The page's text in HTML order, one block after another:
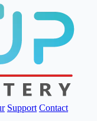
Support Contact